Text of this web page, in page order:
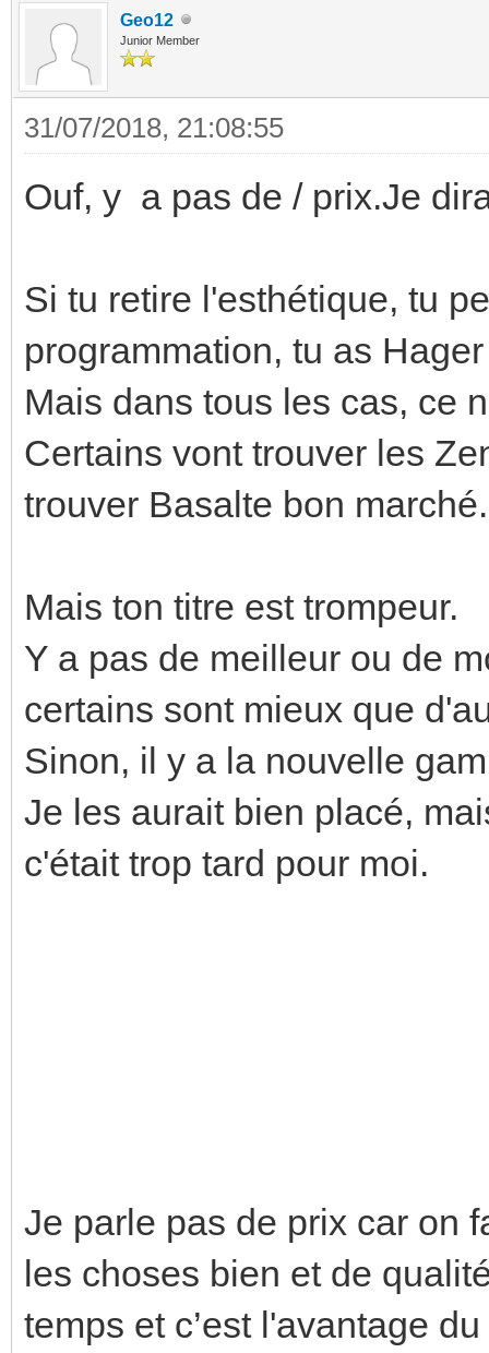
Geo12
Junior Member
31/07/2018, 21:08:55
Ouf, y a pas de / prix.Je
Si tu retire l'esthétique, tu
programmation, tu as
Mais dans tous les cas, ce
Certains vont trouver les
trouver Basalte bon marché.
Mais ton titre est trompeur.
Y a pas de meilleur ou de
certains sont mieux que
Sinon, il y a la nouvelle
Je les aurait bien placé,
c'était trop tard pour moi.
Je parle pas de prix car on
les choses bien et de
temps et c’est l'avantage